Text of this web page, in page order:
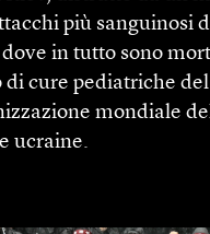
più sanguinosi
in tutto sono
cure pediatriche
mondiale
ucraine.